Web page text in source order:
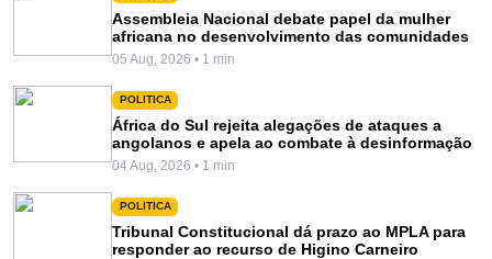
Assembleia Nacional debate papel da mulher
africana no desenvolvimento das comunidades
05 Aug, 2026 • 1 min
POLITICA
África do Sul rejeita alegações de ataques a
angolanos e apela ao combate à desinformação
04 Aug, 2026 • 1 min
POLITICA
Tribunal Constitucional dá prazo ao MPLA para
responder ao recurso de Higino Carneiro